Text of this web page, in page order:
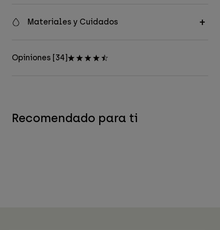
Materiales y Cuidados
Opiniones [34]
Recomendado para ti